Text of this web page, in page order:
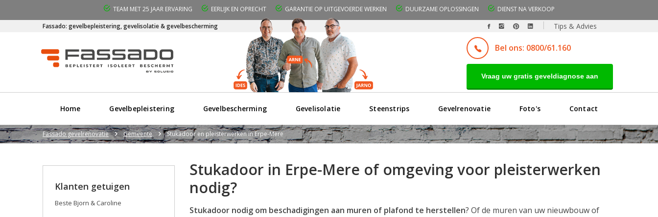
TEAM MET 25 JAAR ERVARING EERLIJK EN OPRECHT GARANTIE OP UITGEVOERDE WERKEN DUURZAME OPLOSSINGEN DIENST NA VERKOOP
Fassado: gevelbepleistering, gevelisolatie & gevelbescherming Tips & Advies
Bel ons: 0800/61.160
Vraag uw gratis geveldiagnose aan
Home Gevelbepleistering Gevelbescherming Gevelisolatie Steenstrips Gevelrenovatie Foto's Contact
Fassado gevelrenovatie Gemeente Stukadoor en pleisterwerken in Erpe-Mere
Stukadoor in Erpe-Mere of omgeving voor pleisterwerken
nodig?
Stukadoor nodig om beschadigingen aan muren of plafond te herstellen? Of de muren van uw nieuwbouw of
Klanten getuigen
Beste Bjorn & Caroline